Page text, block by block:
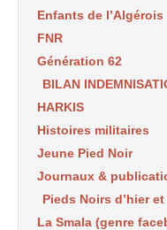
Enfants de l’Algérois
FNR
Génération 62
BILAN
HARKIS
Histoires militaires
Jeune Pied Noir
Journaux &
Pieds Noirs d’hier
La Smala (genre